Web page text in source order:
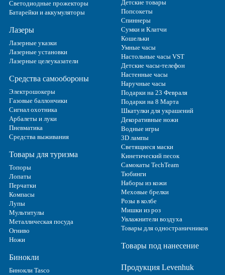
Светодиодные прожекторы
Батарейки и аккумуляторы
Лазеры
Лазерные указки
Лазерные установки
Лазерные целеуказатели
Средства самообороны
Электрошокеры
Газовые баллончики
Сигнал охотника
Арбалеты и луки
Пневматика
Средства выживания
Товары для туризма
Топоры
Лопаты
Перчатки
Компасы
Лупы
Мультитулы
Металлическая посуда
Огниво
Ножи
Бинокли
Бинокли Tasco
Детские товары
Попсокеты
Спиннеры
Сумки и Клатчи
Кошельки
Умные часы
Настольные часы VST
Детские часы-телефон
Настенные часы
Наручные часы
Подарки на 23 Февраля
Подарки на 8 Марта
Шкатулки для украшений
Декоративные ножи
Водные игры
3D лампы
Светящиеся маски
Кинетический песок
Самокаты TechTeam
Тюбинги
Наборы из кожи
Меховые брелки
Розы в колбе
Мишки из роз
Увлажнители воздуха
Товары для одностраничников
Товары под нанесение
Продукция Levenhuk